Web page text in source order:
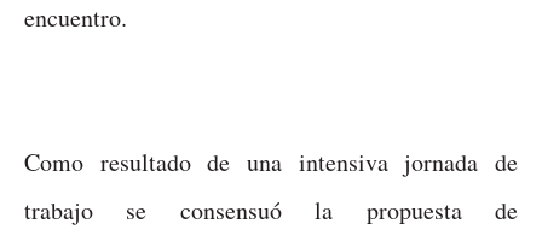
encuentro.
Como resultado de una intensiva jornada de
trabajo se consensuó la propuesta de